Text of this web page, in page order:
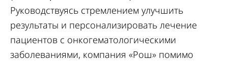
Руководствуясь стремлением улучшить
результаты и персонализировать лечение
пациентов с онкогематологическими
заболеваниями, компания «Рош» помимо